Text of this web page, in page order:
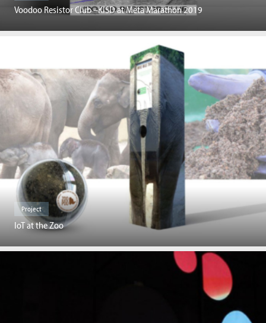
Voodoo Resistor Club –KISD at Meta Marathon 2019
Project
IoT at the Zoo